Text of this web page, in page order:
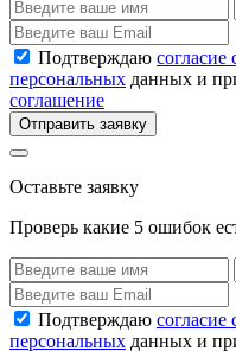
Подтверждаю согласие
персональных данных и
соглашение
Отправить заявку
Оставьте заявку
Проверь какие 5 ошибок
Подтверждаю согласие
персональных данных и